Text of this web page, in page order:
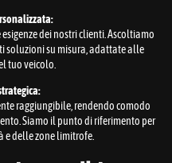
dei nostri clienti. Ascoltiamo
soluzioni su misura, adattate alle
tuo veicolo.
raggiungibile, rendendo comodo
Siamo il punto di riferimento per
e delle zone limitrofe.